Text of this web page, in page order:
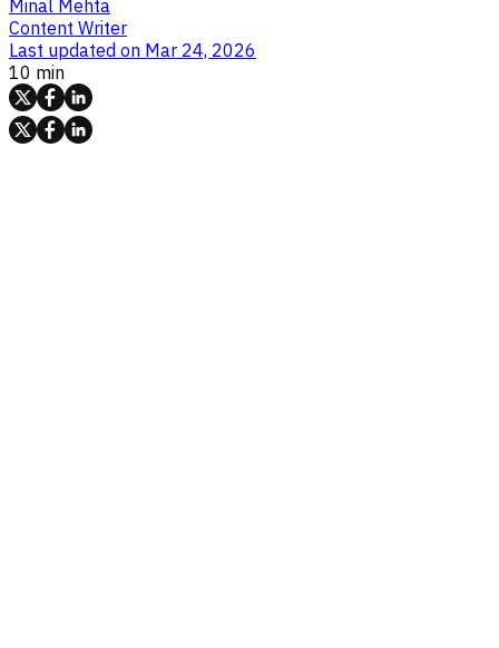
Minal Mehta
Content Writer
Last updated on Mar 24, 2026
10 min